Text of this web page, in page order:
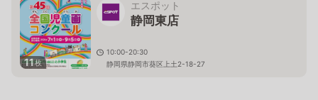
11枚
エスポット
静岡東店
10:00-20:30
静岡県静岡市葵区上土2-18-27